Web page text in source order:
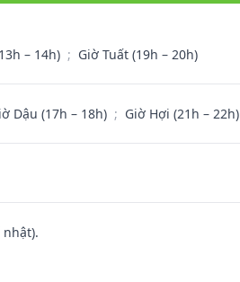
– 14h) ; Giờ Tuất (19h – 20h)
Dậu (17h – 18h) ; Giờ Hợi (21h – 22h)